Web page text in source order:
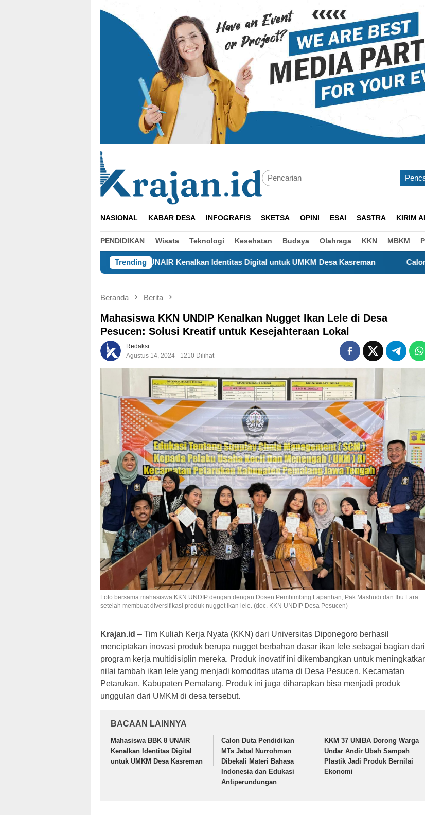
NASIONAL KABAR DESA INFOGRAFIS SKETSA OPINI ESAI SASTRA KIRIM
PENDIDIKAN Wisata Teknologi Kesehatan Budaya Olahraga KKN MBKM
Trending
BBK 8 UNAIR Kenalkan Identitas Digital untuk UMKM Desa Kasreman Calon Duta Pendidikan MTs
Beranda Berita
Mahasiswa KKN UNDIP Kenalkan Nugget Ikan Lele di Desa
Pesucen: Solusi Kreatif untuk Kesejahteraan Lokal
Redaksi
Agustus 14, 2024
1210 Dilihat
Foto bersama mahasiswa KKN UNDIP dengan dengan Dosen Pembimbing Lapanhan, Pak Mashudi dan Ibu Fara
setelah membuat diversifikasi produk nugget ikan lele. (doc. KKN UNDIP Desa Pesucen)
Krajan.id – Tim Kuliah Kerja Nyata (KKN) dari Universitas Diponegoro berhasil
menciptakan inovasi produk berupa nugget berbahan dasar ikan lele sebagai bagian dari
program kerja multidisiplin mereka. Produk inovatif ini dikembangkan untuk
nilai tambah ikan lele yang menjadi komoditas utama di Desa Pesucen, Kecamatan
Petarukan, Kabupaten Pemalang. Produk ini juga diharapkan bisa menjadi produk
unggulan dari UMKM di desa tersebut.
BACAAN LAINNYA
Mahasiswa BBK 8 UNAIR
Kenalkan Identitas Digital
untuk UMKM Desa Kasreman
Calon Duta Pendidikan
MTs Jabal Nurrohman
Dibekali Materi Bahasa
Indonesia dan Edukasi
Antiperundungan
KKM 37 UNIBA Dorong Warga
Undar Andir Ubah Sampah
Plastik Jadi Produk Bernilai
Ekonomi